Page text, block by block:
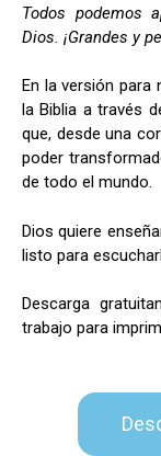
Todos podemos
Dios. ¡Grandes y
En la versión
la Biblia a través
que, desde una
poder
de todo el mundo.
Dios quiere
listo para
Descarga
trabajo para